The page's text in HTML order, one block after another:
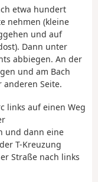
etwa hundert
nehmen (kleine
und auf
Dann unter
abbiegen. An der
und am Bach
Seite.
links auf einen Weg
und dann eine
T-Kreuzung
Straße nach links